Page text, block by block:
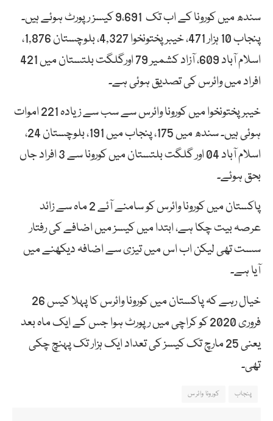
سندھ میں کورونا کے اب تک 9،691 کیسز رپورٹ ہوئے ہیں۔
پنجاب 10 ہزار 471، خیبرپختونخوا 4,327، بلوچستان 1,876،
اسلام آباد 609، آزاد کشمیر 79 اورگلگت بلتستان میں 421
افراد میں وائرس کی تصدیق ہوئی ہے۔
خیبرپختونخوا میں کورونا وائرس سے سب سے زیادہ 221 اموات
ہوئی ہیں۔ سندھ میں 175، پنجاب میں 191، بلوچستان 24،
اسلام آباد 04 اور گلگت بلتستان میں کورونا سے 3 افراد جاں
بحق ہوئے۔
پاکستان میں کورونا وائرس کو سامنے آئے 2 ماہ سے زائد
عرصہ بیت چکا ہے، ابتدا میں کیسز میں اضافے کی رفتار
سست تھی لیکن اب اس میں تیزی سے اضافہ دیکھنے میں
آیا ہے۔
خیال رہے کہ پاکستان میں کورونا وائرس کا پہلا کیس 26
فروری 2020 کو کراچی میں رپورٹ ہوا جس کے ایک ماہ بعد
یعنی 25 مارچ تک کیسز کی تعداد ایک ہزار تک پہنچ چکی
تھی۔
پنجاب کورونا وائرس